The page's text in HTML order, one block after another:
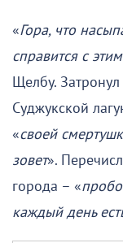
«Гора, что
справится с
Щелбу.
Суджукской
«своей
зовет».
города – «
каждый день